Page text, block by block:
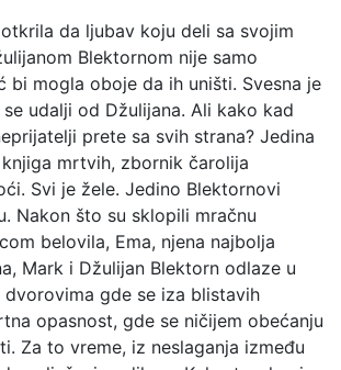
da ljubav koju deli sa svojim
Blektornom nije samo
bi mogla oboje da ih uništi. Svesna je
udalji od Džulijana. Ali kako kad
prete sa svih strana? Jedina
mrtvih, zbornik čarolija
Svi je žele. Jedino Blektornovi
Nakon što su sklopili mračnu
belovila, Ema, njena najbolja
Mark i Džulijan Blektorn odlaze u
gde se iza blistavih
opasnost, gde se ničijem obećanju
Za to vreme, iz neslaganja između